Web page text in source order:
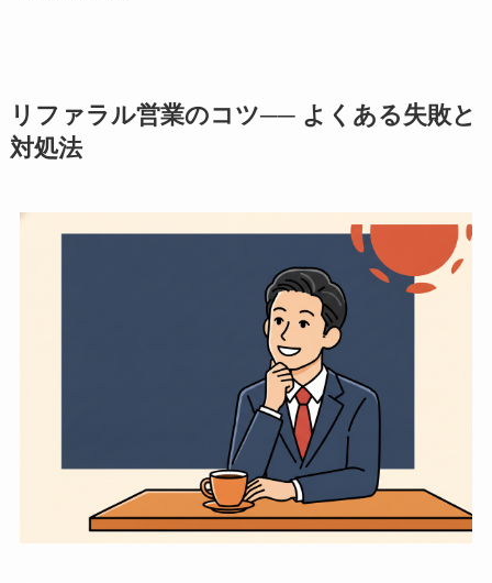
リファラル営業のコツ── よくある失敗と
対処法